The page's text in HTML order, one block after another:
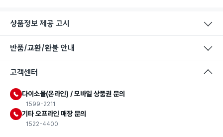
상품정보 제공 고시
반품/교환/환불 안내
고객센터
다이소몰(온라인) / 모바일 상품권 문의
1599-2211
기타 오프라인 매장 문의
1522-4400